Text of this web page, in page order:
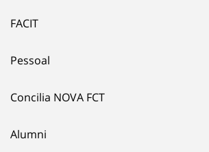
FACIT
Pessoal
Concilia NOVA FCT
Alumni